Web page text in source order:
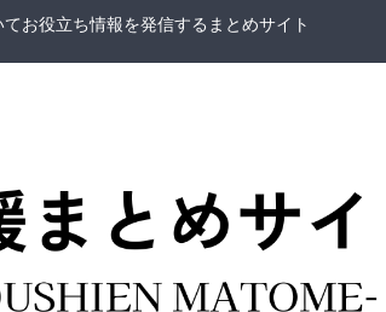
お役立ち情報を発信するまとめサイト